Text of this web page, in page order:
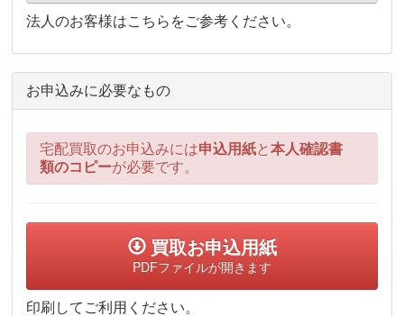
法人のお客様はこちらをご参考ください。
お申込みに必要なもの
宅配買取のお申込みには申込用紙と本人確認書
類のコピーが必要です。
買取お申込用紙
PDFファイルが開きます
印刷してご利用ください。